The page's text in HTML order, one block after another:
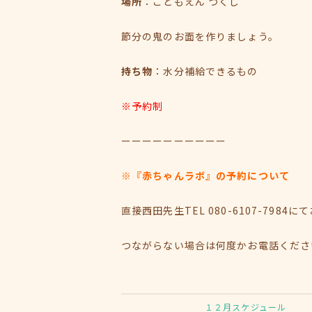
節分の鬼のお面を作りましょう。
持ち物 ：水分補給できるもの
※予約制
ーーーーーーーーーー
※『赤ちゃんラボ』の予約について
直接西田先生TEL 080-6107-7984にて
つながらない場合は何度かお電話くださ
１２月スケジュール